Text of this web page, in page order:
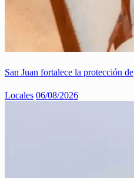
San Juan fortalece la protección de
Locales 06/08/2026